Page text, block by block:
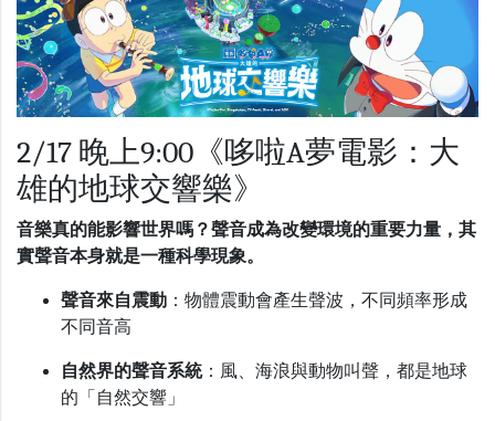
2/17 晚上9:00《哆啦A夢電影：大
雄的地球交響樂》
音樂真的能影響世界嗎？聲音成為改變環境的重要力量，其
實聲音本身就是一種科學現象。
聲音來自震動 ：物體震動會產生聲波，不同頻率形成
不同音高
自然界的聲音系統：風、海浪與動物叫聲，都是地球
的「自然交響」